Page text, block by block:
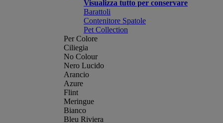
Visualizza tutto per conservare
Barattoli
Contenitore Spatole
Pet Collection
Per Colore
Ciliegia
No Colour
Nero Lucido
Arancio
Azure
Flint
Meringue
Bianco
Bleu Riviera